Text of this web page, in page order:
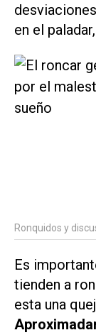
en el
Ronquidos y
Es
tienden a
esta una